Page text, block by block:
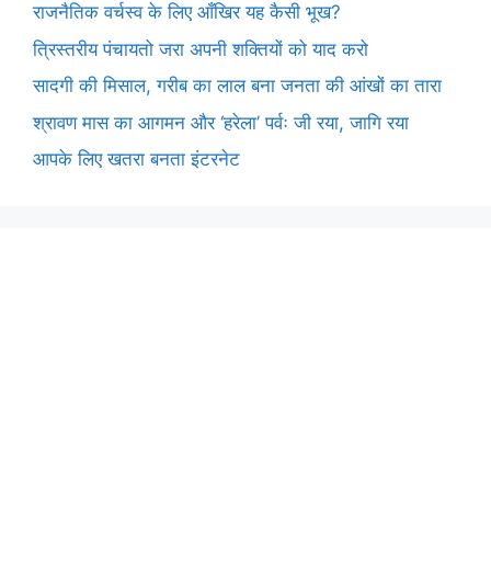
राजनैतिक वर्चस्व के लिए आँखिर यह कैसी भूख?
त्रिस्तरीय पंचायतो जरा अपनी शक्तियों को याद करो
सादगी की मिसाल, गरीब का लाल बना जनता की आंखों का तारा
श्रावण मास का आगमन और ‘हरेला’ पर्वः जी रया, जागि रया
आपके लिए खतरा बनता इंटरनेट